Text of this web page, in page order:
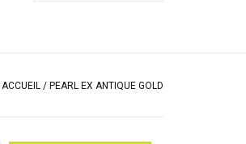
ACCUEIL / PEARL EX ANTIQUE GOLD